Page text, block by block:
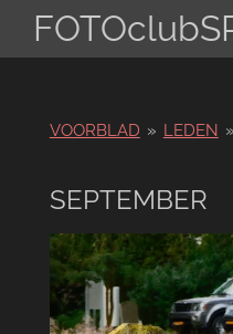
direct
VOORBLAD » LEDEN »
SEPTEMBER